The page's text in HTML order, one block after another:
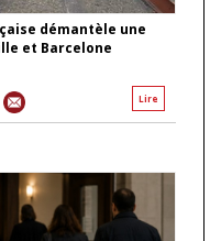
démantèle une
et Barcelone
Lire